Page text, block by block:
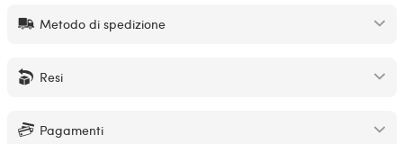
Metodo di spedizione
Resi
Pagamenti